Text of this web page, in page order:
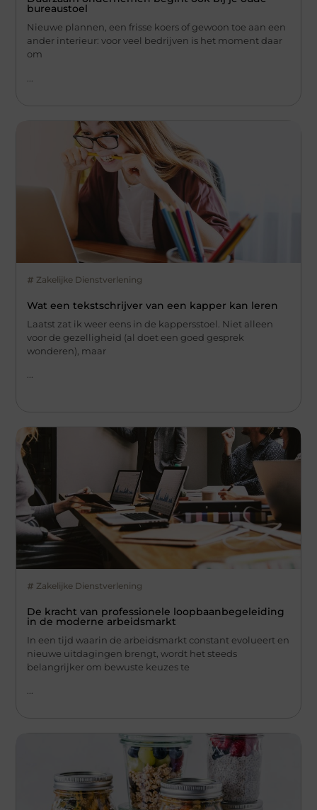
bureaustoel
Nieuwe plannen, een frisse koers of gewoon toe aan een
ander interieur: voor veel bedrijven is het moment daar
om
Zakelijke Dienstverlening
Wat een tekstschrijver van een kapper kan leren
Laatst zat ik weer eens in de kappersstoel. Niet alleen
voor de gezelligheid (al doet een goed gesprek
wonderen), maar
Zakelijke Dienstverlening
De kracht van professionele loopbaanbegeleiding
in de moderne arbeidsmarkt
In een tijd waarin de arbeidsmarkt constant evolueert en
nieuwe uitdagingen brengt, wordt het steeds
belangrijker om bewuste keuzes te
...